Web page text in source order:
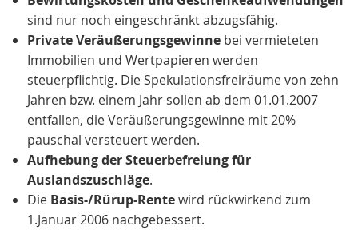
sind nur noch eingeschränkt abzugsfähig.
Private Veräußerungsgewinnebei vermieteten
Immobilien und Wertpapieren werden
steuerpflichtig. Die Spekulationsfreiräume von zehn
Jahren bzw. einem Jahr sollen ab dem 01.01.2007
entfallen, die Veräußerungsgewinne mit 20%
pauschal versteuert werden.
Aufhebung der Steuerbefreiung für
Auslandszuschläge.
Die Basis-/Rürup-Rentewird rückwirkend zum
1.Januar 2006 nachgebessert.